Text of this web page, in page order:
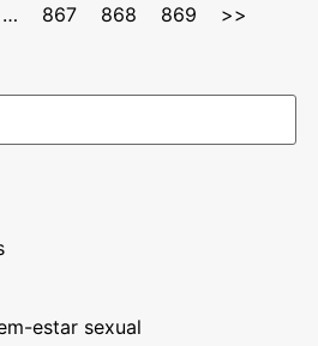
estar sexual
… 867 868 869 >>